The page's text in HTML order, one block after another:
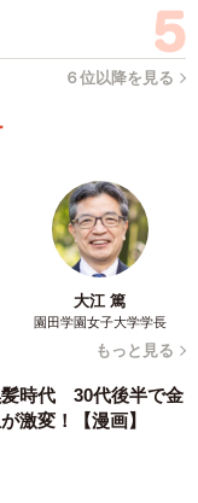
６位以降を見る
大江 篤
園田学園女子大学学長
もっと見る
髪時代 30代後半で金
激変！【漫画】